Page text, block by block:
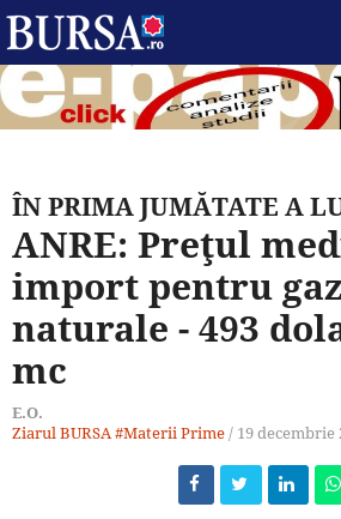
ÎN PRIMA JUMĂTATE A
ANRE: Preţul
import pentru
naturale - 493
mc
E.O.
Ziarul BURSA#Materii Prime/ 19 decembrie